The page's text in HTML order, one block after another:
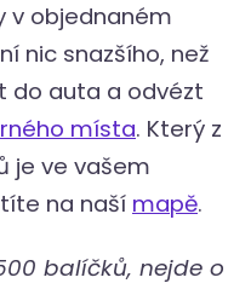
v objednaném
nic snazšího, než
do auta a odvézt
místa. Který z
je ve vašem
na naší mapě.
balíčků, nejde o